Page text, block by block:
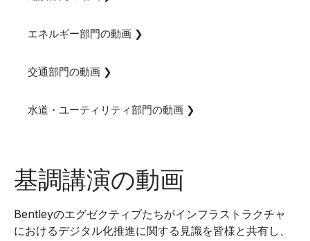
エネルギー部門の動画 ❯
交通部門の動画 ❯
水道・ユーティリティ部門の動画 ❯
基調講演の動画
Bentleyのエグゼクティブたちがインフラストラクチャ
におけるデジタル化推進に関する見識を皆様と共有し、